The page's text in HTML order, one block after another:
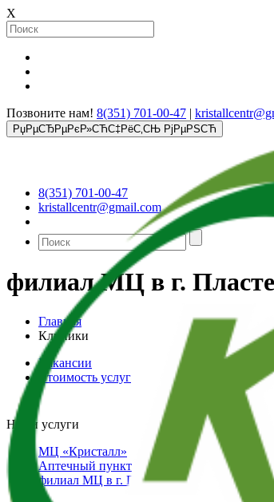
X
Позвоните нам! 8(351) 701-00-47 |
РџРµСЂРµРєР»СЋС‡РёС‚СЊ РјРµРЅСЋ
8(351) 701-00-47
kristallcentr@gmail.com
филиал МЦ в г. Пласте
Главная
Клиники
Вакансии
Стоимость услуг
Наши услуги
МЦ «Кристалл»
Аптечный пункт
филиал МЦ в г. Пласте